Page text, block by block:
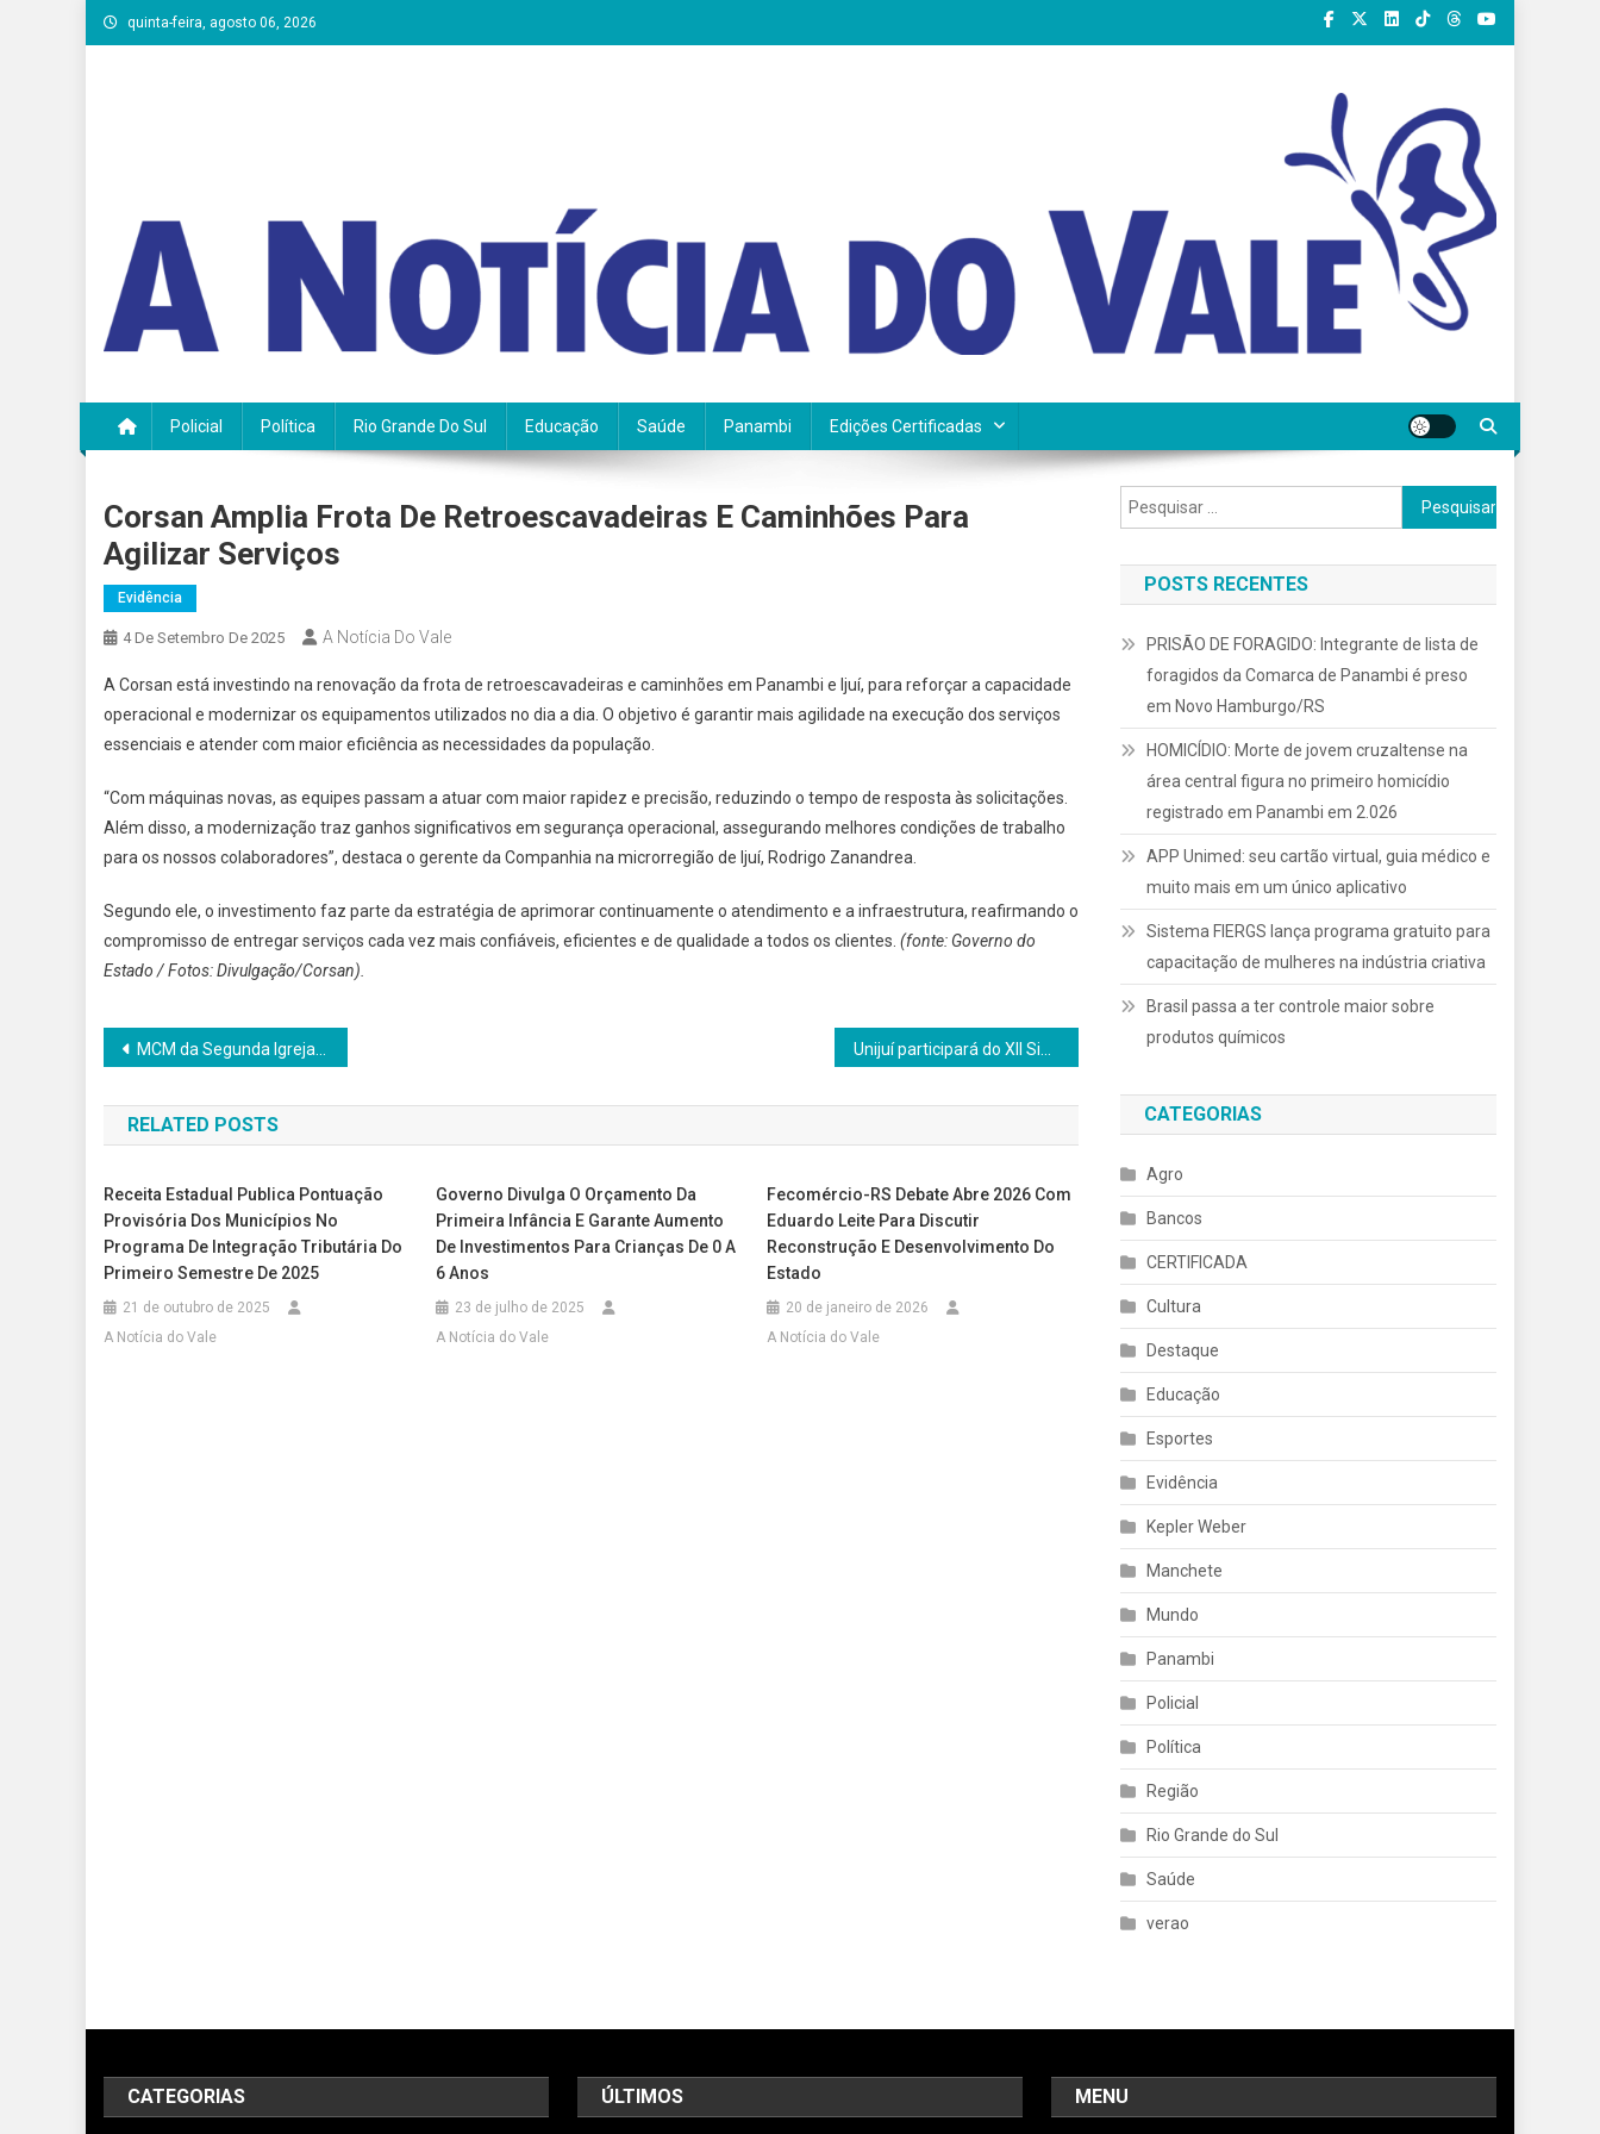
Skip
to
quinta-feira, agosto 06, 2026
Policial Política Rio Grande Do Sul Educação Saúde Panambi Edições Certificadas
Corsan Amplia Frota De Retroescavadeiras E Caminhões Para
Agilizar Serviços
Evidência
4 De Setembro De 2025 A Notícia Do Vale
A Corsan está investindo na renovação da frota de retroescavadeiras e caminhões em Panambi e Ijuí, para reforçar a capacidade
operacional e modernizar os equipamentos utilizados no dia a dia. O objetivo é garantir mais agilidade na execução dos serviços
essenciais e atender com maior eficiência as necessidades da população.
“Com máquinas novas, as equipes passam a atuar com maior rapidez e precisão, reduzindo o tempo de resposta às solicitações.
Além disso, a modernização traz ganhos significativos em segurança operacional, assegurando melhores condições de trabalho
para os nossos colaboradores”, destaca o gerente da Companhia na microrregião de Ijuí, Rodrigo Zanandrea.
Segundo ele, o investimento faz parte da estratégia de aprimorar continuamente o atendimento e a infraestrutura, reafirmando o
compromisso de entregar serviços cada vez mais confiáveis, eficientes e de qualidade a todos os clientes. (fonte: Governo do
Estado / Fotos: Divulgação/Corsan).
Navegação
de
Post
MCM da Segunda Igreja Batista leva carinho ao Lar Tabea e reúne três ex-Primeiras Damas de Panambi
RELATED POSTS
Receita Estadual Publica Pontuação
Provisória Dos Municípios No
Programa De Integração Tributária Do
Primeiro Semestre De 2025
21 de outubro de 2025
A Notícia do Vale
Governo Divulga O Orçamento Da
Primeira Infância E Garante Aumento
De Investimentos Para Crianças De 0 A
6 Anos
23 de julho de 2025
A Notícia do Vale
Fecomércio-RS Debate Abre 2026 Com
Eduardo Leite Para Discutir
Reconstrução E Desenvolvimento Do
Estado
20 de janeiro de 2026
A Notícia do Vale
Pesquisar
por:
POSTS RECENTES
PRISÃO DE FORAGIDO: Integrante de lista de
foragidos da Comarca de Panambi é preso
em Novo Hamburgo/RS
HOMICÍDIO: Morte de jovem cruzaltense na
área central figura no primeiro homicídio
registrado em Panambi em 2.026
APP Unimed: seu cartão virtual, guia médico e
muito mais em um único aplicativo
Sistema FIERGS lança programa gratuito para
capacitação de mulheres na indústria criativa
Brasil passa a ter controle maior sobre
produtos químicos
CATEGORIAS
Agro
Bancos
CERTIFICADA
Cultura
Destaque
Educação
Esportes
Evidência
Kepler Weber
Manchete
Mundo
Panambi
Policial
Política
Região
Rio Grande do Sul
Saúde
verao
CATEGORIAS ÚLTIMOS MENU